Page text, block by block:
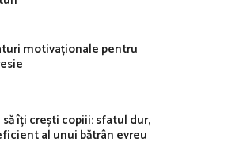
motivaționale pentru
să îți crești copiii: sfatul dur,
al unui bătrân evreu